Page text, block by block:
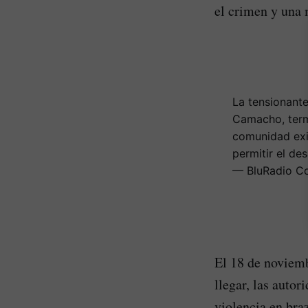
el crimen y una
La
Camacho,
comunidad
permitir el
— BluRadio
El 18 de
llegar, las